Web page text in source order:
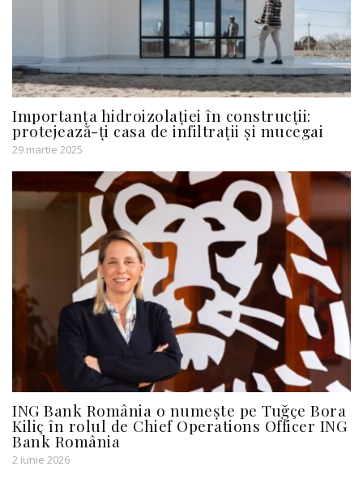
Importanța hidroizolației în construcții:
protejează-ți casa de infiltrații și mucegai
29 martie 2025
ING Bank România o numește pe Tuğçe Bora
Kiliç în rolul de Chief Operations Officer ING
Bank România
2 iunie 2026